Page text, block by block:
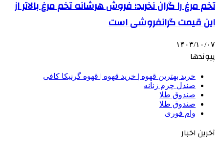
تخم مرغ را گران نخرید؛ فروش هرشانه تخم مرغ بالاتر از
این قیمت گرانفروشی است
۱۴۰۳/۱۰/۰۷
پیوندها
خرید بهترین قهوه | خرید قهوه | قهوه گرنیکا کافی
صندل چرم زنانه
صندوق طلا
صندوق طلا
وام فوری
آخرین اخبار